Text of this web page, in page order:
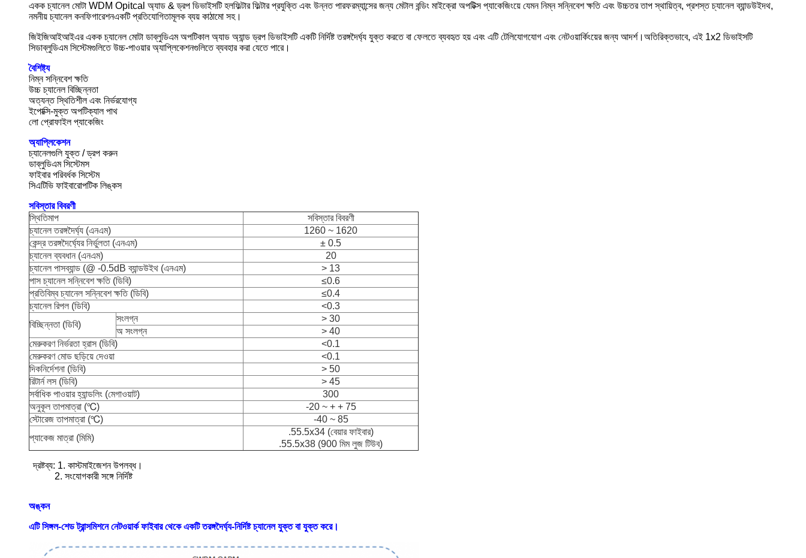
একক চ্যানেল মোটা WDM Opitcal অ্যাড & ড্রপ ডিভাইসটি হলফিল্টার ফিল্টার প্রযুক্তি এবং উন্নত পারফরম্যান্সের জন্য মেটাল বন্ডিং মাইক্রো অপটিক্স প্যাকেজিংয়ে যেমন নিম্ন সন্নিবেশ ক্ষতি এবং উচ্চতর তাপ স্থায়িত্ব, প্রশস্ত চ্যানেল ব্যান্ডউইদথ,
নমনীয় চ্যানেল কনফিগারেশনএকটি প্রতিযোগিতামূলক ব্যয় কাঠামো সহ।
জিইজিআইআইএর একক চ্যানেল মোটা ডাব্লুডিএম অপটিকাল অ্যাড অ্যান্ড ড্রপ ডিভাইসটি একটি নির্দিষ্ট তরঙ্গদৈর্ঘ্য যুক্ত করতে বা ফেলতে ব্যবহৃত হয় এবং এটি টেলিযোগযোগ এবং নেটওয়ার্কিংয়ের জন্য আদর্শ।অতিরিক্তভাবে, এই 1x2 ডিভাইসটি
সিডাব্লুডিএম সিস্টেমগুলিতে উচ্চ-পাওয়ার অ্যাপ্লিকেশনগুলিতে ব্যবহার করা যেতে পারে।
বৈশিষ্ট্য
নিম্ন সন্নিবেশ ক্ষতি
উচ্চ চ্যানেল বিচ্ছিন্নতা
অত্যন্ত স্থিতিশীল এবং নির্ভরযোগ্য
ইপোক্সি-মুক্ত অপটিক্যাল পাথ
লো প্রোফাইল প্যাকেজিং
অ্যাপ্লিকেশন
চ্যানেলগুলি যুক্ত / ড্রপ করুন
ডাব্লুডিএম সিস্টেমস
ফাইবার পরিবর্ধক সিস্টেম
সিএটিভি ফাইবারোপটিক লিঙ্কস
সবিস্তার বিবরণী
স্থিতিমাপ
সবিস্তার বিবরণী
চ্যানেল তরঙ্গদৈর্ঘ্য (এনএম)
1260 ~ 1620
কেন্দ্র তরঙ্গদৈর্ঘ্যের নির্ভুলতা (এনএম)
± 0.5
চ্যানেল ব্যবধান (এনএম)
20
চ্যানেল পাসব্যান্ড (@ -0.5dB ব্যান্ডউইথ (এনএম)
> 13
পাস চ্যানেল সন্নিবেশ ক্ষতি (ডিবি)
≤0.6
প্রতিবিম্ব চ্যানেল সন্নিবেশ ক্ষতি (ডিবি)
≤0.4
চ্যানেল রিপল (ডিবি)
<0.3
বিচ্ছিন্নতা (ডিবি)
সংলগ্ন
> 30
অ সংলগ্ন
> 40
মেরুকরণ নির্ভরতা হ্রাস (ডিবি)
<0.1
মেরুকরণ মোড ছড়িয়ে দেওয়া
<0.1
দিকনির্দেশনা (ডিবি)
> 50
রিটার্ন লস (ডিবি)
> 45
সর্বাধিক পাওয়ার হ্যান্ডলিং (মেগাওয়াট)
300
অনুকূল তাপমাত্রা (℃)
-20 ~ + + 75
স্টোরেজ তাপমাত্রা (℃)
-40 ~ 85
প্যাকেজ মাত্রা (মিমি)
.55.5x34 (বেয়ার ফাইবার)
.55.5x38 (900 মিম লুজ টিউব)
দ্রষ্টব্য: 1. কাস্টমাইজেশন উপলব্ধ।
2. সংযোগকারী সঙ্গে নির্দিষ্ট
অঙ্কন
এটি সিঙ্গল-শেড ট্রান্সমিশনে নেটওয়ার্ক ফাইবার থেকে একটি তরঙ্গদৈর্ঘ্য-নির্দিষ্ট চ্যানেল যুক্ত বা যুক্ত করে।